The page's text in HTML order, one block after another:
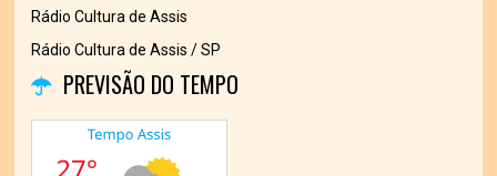
Rádio Cultura de Assis
Rádio Cultura de Assis / SP
PREVISÃO DO TEMPO